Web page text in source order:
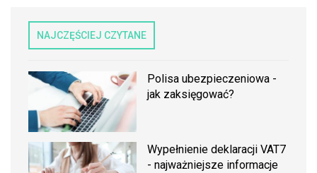
NAJCZĘŚCIEJ CZYTANE
Polisa ubezpieczeniowa -
jak zaksięgować?
Wypełnienie deklaracji VAT7
- najważniejsze informacje